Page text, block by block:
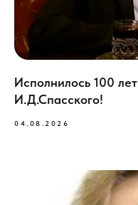
Исполнилось 100
И.Д.Спасского!
04.08.2026